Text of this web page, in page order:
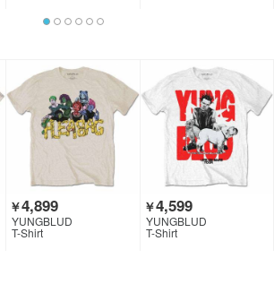
￥4,899
YUNGBLUD
T-Shirt
￥4,599
YUNGBLUD
T-Shirt